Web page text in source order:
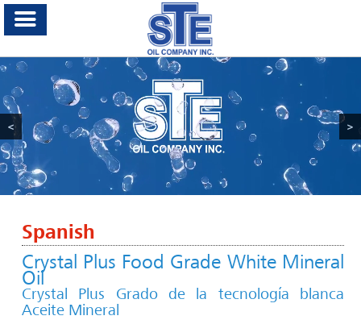
< >
Spanish
Crystal Plus Food Grade White Mineral
Oil
Crystal Plus Grado de la tecnología blanca
Aceite Mineral